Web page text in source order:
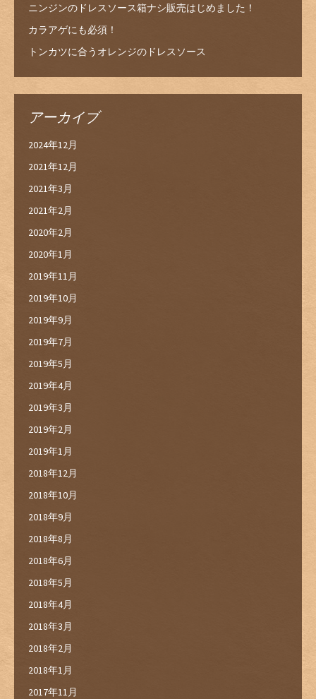
ニンジンのドレスソース箱ナシ販売はじめました！
カラアゲにも必須！
トンカツに合うオレンジのドレスソース
アーカイブ
2024年12月
2021年12月
2021年3月
2021年2月
2020年2月
2020年1月
2019年11月
2019年10月
2019年9月
2019年7月
2019年5月
2019年4月
2019年3月
2019年2月
2019年1月
2018年12月
2018年10月
2018年9月
2018年8月
2018年6月
2018年5月
2018年4月
2018年3月
2018年2月
2018年1月
2017年11月